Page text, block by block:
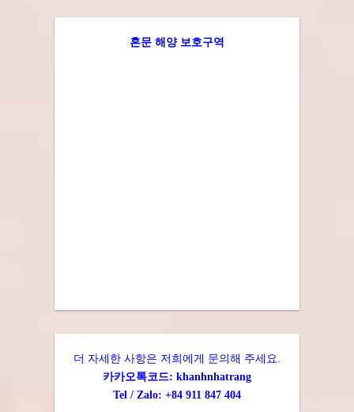
혼문 해양 보호구역
더 자세한 사항은 저희에게 문의해 주세요.
카카오톡코드: khanhnhatrang
Tel / Zalo: +84 911 847 404